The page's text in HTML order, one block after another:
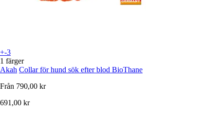
+-3
1 färger
Akah Collar för hund sök efter blod BioThane
Från 790,00 kr
691,00 kr